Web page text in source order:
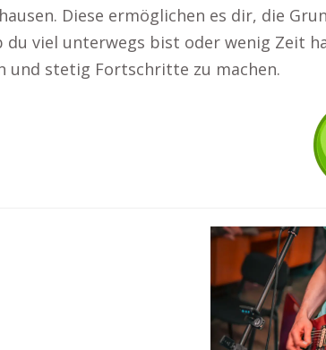
Diese ermöglichen es dir, die
du viel unterwegs bist oder wenig Zeit
und stetig Fortschritte zu machen.